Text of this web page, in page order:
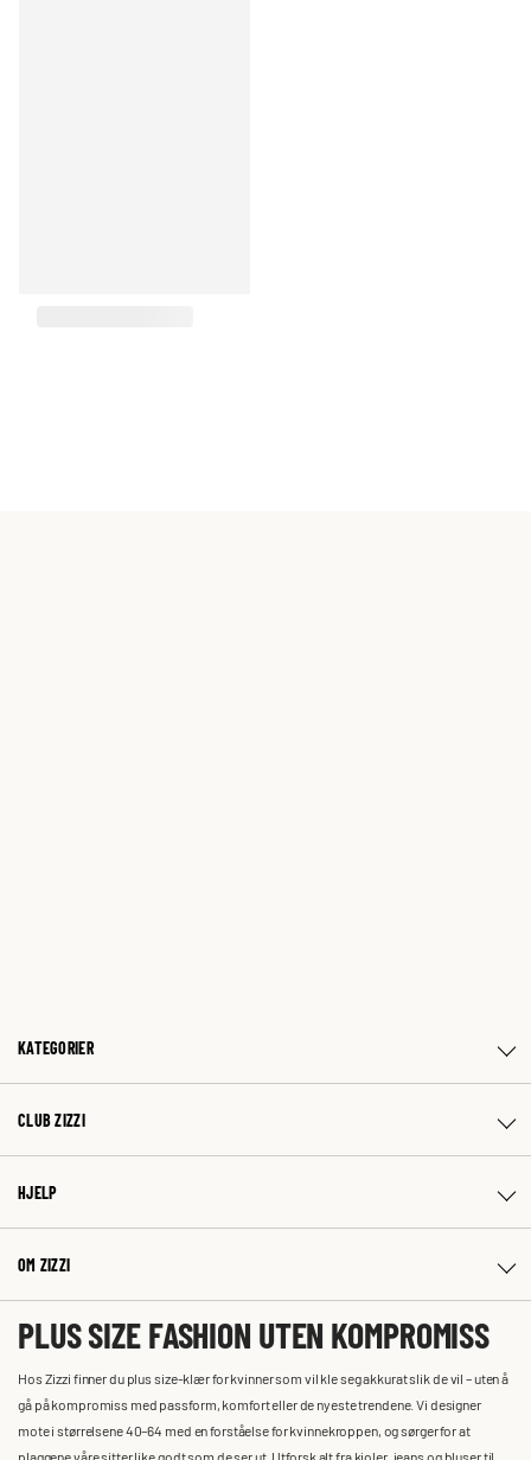
KATEGORIER
CLUB ZIZZI
HJELP
OM ZIZZI
PLUS SIZE FASHION UTEN KOMPROMISS
Hos Zizzi finner du plus size-klær for kvinner som vil kle seg akkurat slik de vil – uten å
gå på kompromiss med passform, komfort eller de nyeste trendene. Vi designer
mote i størrelsene 40–64 med en forståelse for kvinnekroppen, og sørger for at
plaggene våre sitter like godt som de ser ut. Utforsk alt fra kjoler, jeans og bluser til